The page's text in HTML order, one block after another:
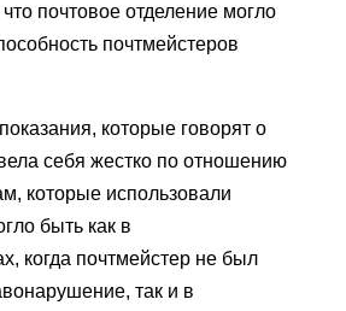
почтовое отделение могло
почтмейстеров
которые говорят о
себя жестко по отношению
которые использовали
быть как в
когда почтмейстер не был
так и в